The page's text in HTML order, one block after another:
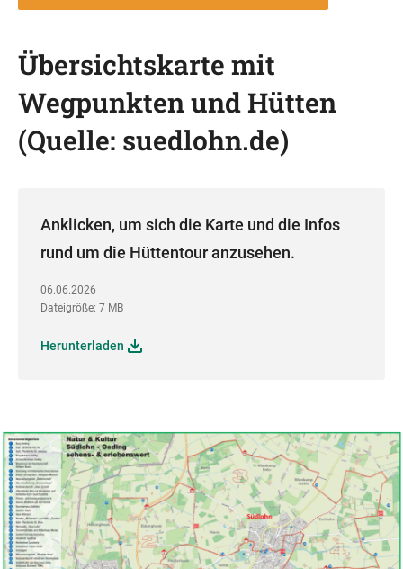
Übersichtskarte mit
Wegpunkten und Hütten
(Quelle: suedlohn.de)
Anklicken, um sich die Karte und die Infos
rund um die Hüttentour anzusehen.
06.06.2026
Dateigröße: 7 MB
Herunterladen